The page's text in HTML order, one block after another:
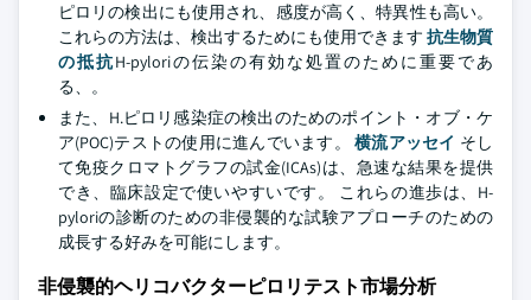
ピロリの検出にも使用され、感度が高く、特異性も高い。
これらの方法は、検出するためにも使用できます 抗生物質
の抵抗H-pyloriの伝染の有効な処置のために重要であ
る、。
また、H.ピロリ感染症の検出のためのポイント・オブ・ケ
ア(POC)テストの使用に進んでいます。横流アッセイ そし
て免疫クロマトグラフの試金(ICAs)は、急速な結果を提供
でき、臨床設定で使いやすいです。 これらの進歩は、H-
pyloriの診断のための非侵襲的な試験アプローチのための
成長する好みを可能にします。
非侵襲的ヘリコバクターピロリテスト市場分析